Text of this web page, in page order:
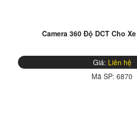
Camera 360 Độ DCT Cho
Giá: Liên hệ
Mã SP: 6870